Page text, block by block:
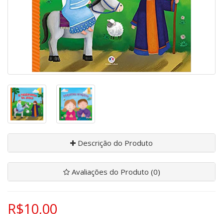
Descrição do Produto
Avaliações do Produto (0)
R$10,00